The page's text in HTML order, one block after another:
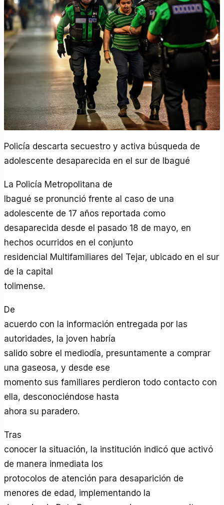
Policía descarta secuestro y activa búsqueda de
adolescente desaparecida en el sur de Ibagué
La Policía Metropolitana de
Ibagué se pronunció frente al caso de una
adolescente de 17 años reportada como
desaparecida desde el pasado 18 de mayo, en
hechos ocurridos en el conjunto
residencial Multifamiliares del Tejar, ubicado en el sur
de la capital
tolimense.
De
acuerdo con la información entregada por las
autoridades, la joven habría
salido sobre el mediodía, presuntamente a comprar
una gaseosa, y desde ese
momento sus familiares perdieron todo contacto con
ella, desconociéndose hasta
ahora su paradero.
Tras
conocer la situación, la institución indicó que activó
de manera inmediata los
protocolos de atención para desaparición de
menores de edad, implementando la